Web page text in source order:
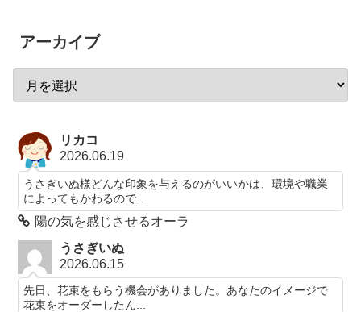
アーカイブ
リカコ
2026.06.19
うさぎいぬ様どんな印象を与えるのがいいかは、環境や職業
によってもかわるので...
陽の気を感じさせるオーラ
うさぎいぬ
2026.06.15
先日、花束をもらう機会がありました。あなたのイメージで
花束をオーダーしたん...